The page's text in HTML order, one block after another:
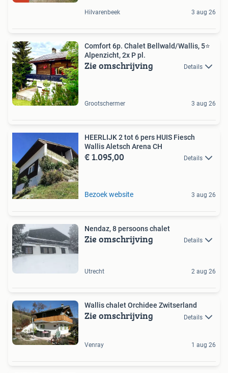
Hilvarenbeek 3 aug 26
Comfort 6p. Chalet Bellwald/Wallis, 5⭐️
Alpenzicht, 2x P pl.
Zie omschrijving Details
Grootschermer 3 aug 26
HEERLIJK 2 tot 6 pers HUIS Fiesch
Wallis Aletsch Arena CH
€ 1.095,00 Details
Bezoek website 3 aug 26
Nendaz, 8 persoons chalet
Zie omschrijving Details
Utrecht 2 aug 26
Wallis chalet Orchidee Zwitserland
Zie omschrijving Details
Venray 1 aug 26